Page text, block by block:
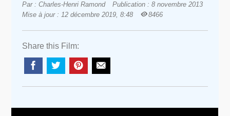
Par : Charles-Henri Ramond
Publication : 8 novembre 2013
Mise à jour : 12 décembre 2019, 8:48
8466
Share this Film: